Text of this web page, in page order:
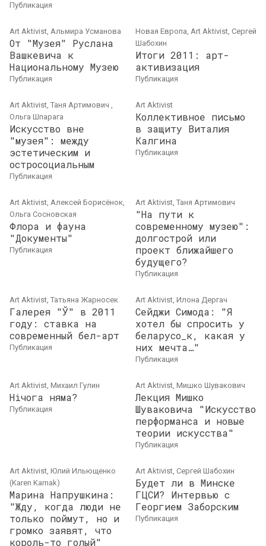
публикация
Art Aktivist, Альмира Усманова
От "Музея" Руслана
Вашкевича к
Национальному Музею
публикация
Новая Европа, Art Aktivist, Сергей
Шабохин
Итоги 2011: арт-
активизация
публикация
Art Aktivist, Таня Артимович ,
Ольга Шпарага
Искусство вне
"музея": между
эстетическим и
остросоциальным
публикация
Art Aktivist
Коллективное письмо
в защиту Виталия
Калгина
публикация
Art Aktivist, Алексей Борисёнок,
Ольга Сосновская
Флора и фауна
"Документы"
публикация
Art Aktivist, Таня Артимович
"На пути к
современному музею":
долгострой или
проект ближайшего
будущего?
публикация
Art Aktivist, Татьяна Жарносек
Галерея "Ў" в 2011
году: ставка на
современный бел-арт
публикация
Art Aktivist, Илона Дергач
Сейджи Симода: "Я
хотел бы спросить у
беларусо_к, какая у
них мечта…"
публикация
Art Aktivist, Михаил Гулин
Нічога няма?
публикация
Art Aktivist, Мишко Шувакович
Лекция Мишко
Шуваковича "Искусство
перформанса и новые
теории искусства"
публикация
Art Aktivist, Юлий Ильющенко
(Karen Karnak)
Марина Напрушкина:
"Жду, когда люди не
только поймут, но и
громко заявят, что
король-то голый"
Art Aktivist, Сергей Шабохин
Будет ли в Минске
ГЦСИ? Интервью с
Георгием Заборским
публикация